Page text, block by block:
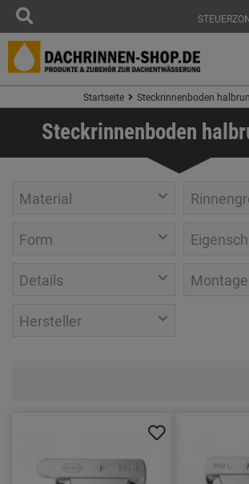
Startseite Steckrinnenboden
Steckrinnenboden
Material
Form
Details
Hersteller